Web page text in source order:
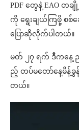
PDF တွေနဲ့ EAO တခ
ကို ရွေးချယ်ကြဖို့ စစ်ခ
ပြောဆိုလိုက်ပါတယ်။
မတ် ၂၇ ရက် ဒီကနေ့ ည
ည့် တပ်မတော်နေ့မိန့်ခွ
တယ်။